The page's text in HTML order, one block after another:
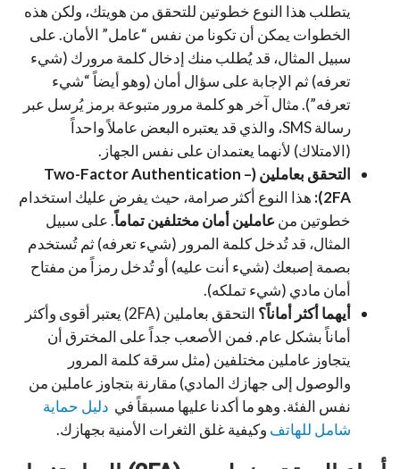
يتطلب هذا النوع خطوتين للتحقق من هويتك، ولكن هذه
الخطوات يمكن أن تكونا من نفس “عامل” الأمان. على
سبيل المثال، قد يُطلب منك إدخال كلمة مرورك (شيء
تعرفه) ثم الإجابة على سؤال أمان (وهو أيضاً “شيء
تعرفه”). مثال آخر هو كلمة مرور متبوعة برمز يُرسل عبر
رسالة SMS، والذي قد يعتبره البعض عاملاً واحداً
(الامتلاك) لأنهما يعتمدان على نفس الجهاز.
التحقق بعاملين (Two-Factor Authentication –
2FA):
هذا النوع أكثر صرامة، حيث يفرض عليك استخدام
خطوتين منعاملين أمان مختلفين تماماً. على سبيل
المثال، قد تُدخل كلمة المرور (شيء تعرفه) ثم تُستخدم
بصمة إصبعك (شيء أنت عليه) أو تُدخل رمزاً من مفتاح
أمان مادي (شيء تملكه).
أيهما أكثر أماناً؟
التحقق بعاملين (2FA) يعتبر أقوى وأكثر
أماناً بشكل عام. فمن الأصعب جداً على المخترق أن
يتجاوز عاملين مختلفين (مثل سرقة كلمة المرور
والوصول إلى جهازك المادي) مقارنة بتجاوز عاملين من
نفس الفئة. وهو ما أكدنا عليها مسبقاً في دليل حماية
شامل للهاتف وكيفية غلق الثغرات الأمنية بجهازك.